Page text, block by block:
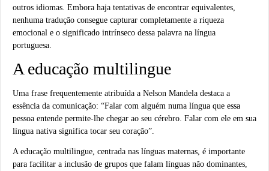
outros idiomas. Embora haja tentativas de encontrar equivalentes,
nenhuma tradução consegue capturar completamente a riqueza
emocional e o significado intrínseco dessa palavra na língua
portuguesa.
A educação multilingue
Uma frase frequentemente atribuída a Nelson Mandela destaca a
essência da comunicação: “Falar com alguém numa língua que essa
pessoa entende permite-lhe chegar ao seu cérebro. Falar com ele em sua
língua nativa significa tocar seu coração”.
A educação multilingue, centrada nas línguas maternas, é importante
para facilitar a inclusão de grupos que falam línguas não dominantes,